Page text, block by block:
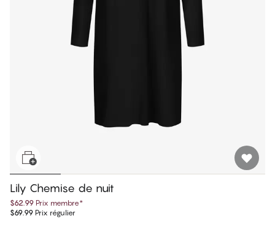
Lily Chemise de nuit
$62.99 Prix membre*
$69.99 Prix régulier